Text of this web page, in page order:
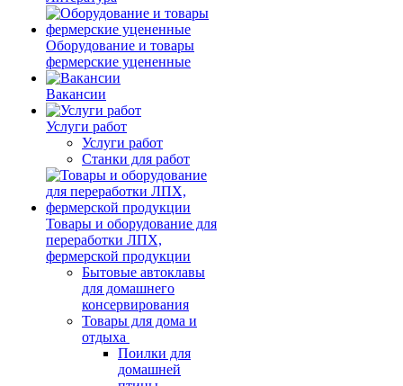
Оборудование и товары
фермерские уцененные
Вакансии
Услуги работ
Услуги работ
Станки для работ
Товары и оборудование для
переработки ЛПХ,
фермерской продукции
Бытовые автоклавы
для домашнего
консервирования
Товары для дома и
отдыха
Поилки для
домашней